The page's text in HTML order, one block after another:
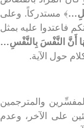
﴾ مستدركاً. وعلى
فاعتدوا عليه بمثل
أَنَّ النَّفْسَ بِالنَّفْسِ…
والمترجمين
على الآخر، وعدم